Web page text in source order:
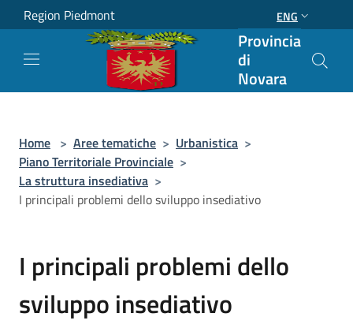
Salta al contenuto principale
Region Piedmont ENG
Provincia
di
Novara
Home > Aree tematiche > Urbanistica >
Piano Territoriale Provinciale >
La struttura insediativa >
I principali problemi dello sviluppo insediativo
I principali problemi dello
sviluppo insediativo